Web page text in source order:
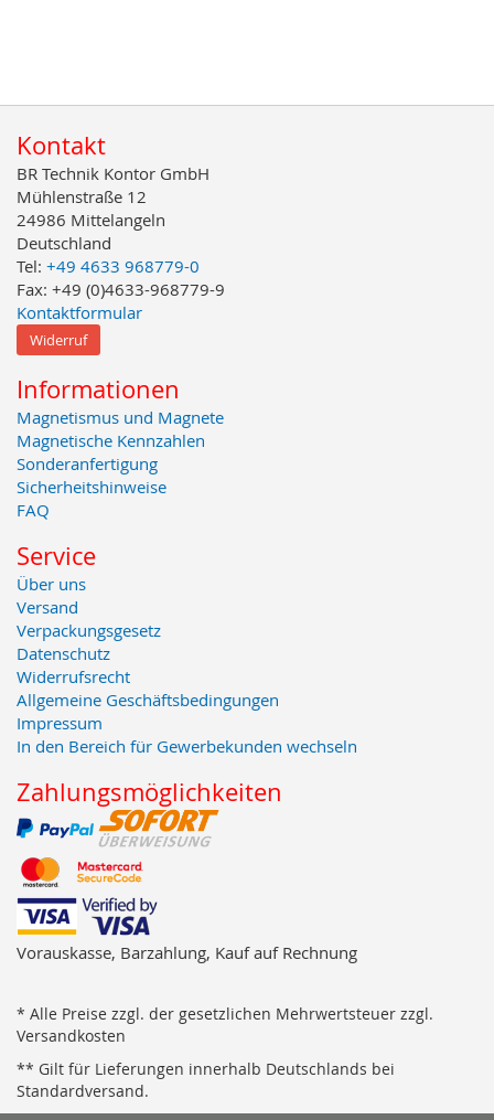
Kontakt
BR Technik Kontor GmbH
Mühlenstraße 12
24986 Mittelangeln
Deutschland
Tel: +49 4633 968779-0
Fax: +49 (0)4633-968779-9
Kontaktformular
Widerruf
Informationen
Magnetismus und Magnete
Magnetische Kennzahlen
Sonderanfertigung
Sicherheitshinweise
FAQ
Service
Über uns
Versand
Verpackungsgesetz
Datenschutz
Widerrufsrecht
Allgemeine Geschäftsbedingungen
Impressum
In den Bereich für Gewerbekunden wechseln
Zahlungsmöglichkeiten
Vorauskasse, Barzahlung, Kauf auf Rechnung
* Alle Preise zzgl. der gesetzlichen Mehrwertsteuer zzgl.
Versandkosten
** Gilt für Lieferungen innerhalb Deutschlands bei
Standardversand.